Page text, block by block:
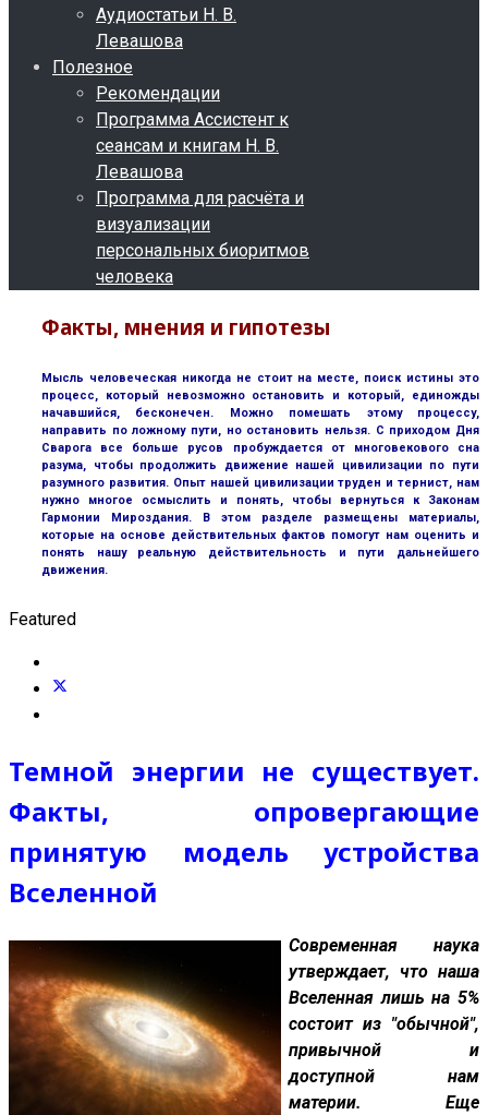
Аудиостатьи Н. В.
Левашова
Полезное
Рекомендации
Программа Ассистент к
сеансам и книгам Н. В.
Левашова
Программа для расчёта и
визуализации
персональных биоритмов
человека
Факты, мнения и гипотезы
Мысль человеческая никогда не стоит на месте, поиск истины это
процесс, который невозможно остановить и который, единожды
начавшийся, бесконечен. Можно помешать этому процессу,
направить по ложному пути, но остановить нельзя. С приходом Дня
Сварога все больше русов пробуждается от многовекового сна
разума, чтобы продолжить движение нашей цивилизации по пути
разумного развития. Опыт нашей цивилизации труден и тернист, нам
нужно многое осмыслить и понять, чтобы вернуться к Законам
Гармонии Мироздания. В этом разделе размещены материалы,
которые на основе действительных фактов помогут нам оценить и
понять нашу реальную действительность и пути дальнейшего
движения.
Featured
Темной энергии не существует.
Факты, опровергающие
принятую модель устройства
Вселенной
Современная наука
утверждает, что наша
Вселенная лишь на 5%
состоит из "обычной",
привычной и
доступной нам
материи. Еще